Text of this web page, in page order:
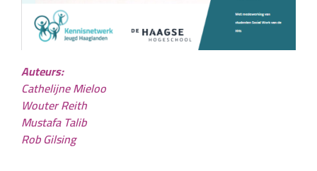
Auteurs:
Cathelijne Mieloo
Wouter Reith
Mustafa Talib
Rob Gilsing